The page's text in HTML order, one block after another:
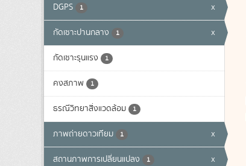
DGPS 1 x
กัดเซาะปานกลาง 1 x
กัดเซาะรุนแรง 1
คงสภาพ 1
ธรณีวิทยาสิ่งแวดล้อม 1
ภาพถ่ายดาวเทียม 1 x
สถานภาพการเปลี่ยนแปลง 1 x